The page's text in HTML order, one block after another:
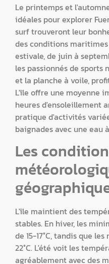
Le printemps et
idéales pour explorer
surf trouveront leur
des conditions
estivale, de juin à
les passionnés de
et la planche à voile,
L'île offre une moyenne
heures d'ensoleillement
pratique d'activités
baignades avec une eau
Les
L'île maintient des
stables. En hiver, les
de 15-17°C, tandis que
22°C. L'été voit les
agréablement avec des